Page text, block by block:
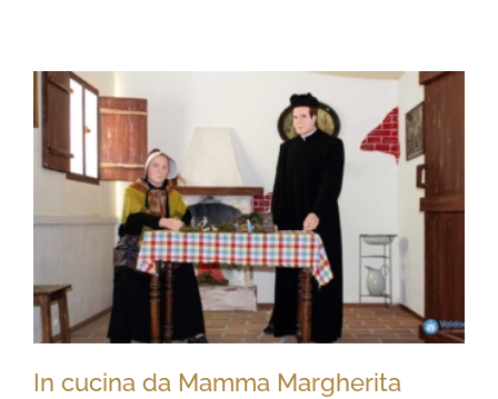
Presepe in pietra
In cucina da Mamma Margherita